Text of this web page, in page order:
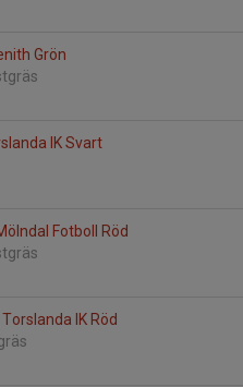
Grön
IK Svart
Fotboll Röd
IK Röd